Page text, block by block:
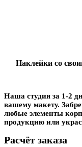
Наклейки со
Наша студия за 1-2
вашему макету.
любые элементы
продукцию или
Расчёт заказа